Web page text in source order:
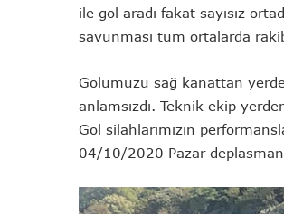
ile gol aradı fakat sayısız
savunması tüm ortalarda
Golümüzü sağ kanattan
anlamsızdı. Teknik ekip
Gol silahlarımızın
04/10/2020 Pazar